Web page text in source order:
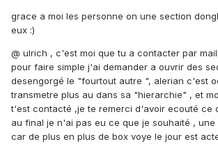
grace a moi les personne on une section
eux :)
@ ulrich , c'est moi que tu a contacter par
pour faire simple j'ai demander a ouvrir des
desengorgé le "fourtout autre ", alerian c'est
transmetre plus au dans sa "hierarchie" , et
t'est contacté ,je te remerci d'avoir ecouté ce
au final je n'ai pas eu ce que je souhaité ,
car de plus en plus de box voye le jour est